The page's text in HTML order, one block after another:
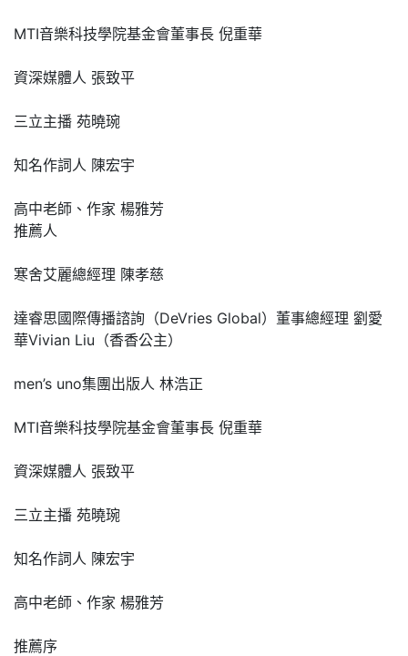
MTI音樂科技學院基金會董事長 倪重華
資深媒體人 張致平
三立主播 苑曉琬
知名作詞人 陳宏宇
高中老師、作家 楊雅芳
推薦人
寒舍艾麗總經理 陳孝慈
達睿思國際傳播諮詢（DeVries Global）董事總經理 劉愛
華Vivian Liu（香香公主）
men’s uno集團出版人 林浩正
MTI音樂科技學院基金會董事長 倪重華
資深媒體人 張致平
三立主播 苑曉琬
知名作詞人 陳宏宇
高中老師、作家 楊雅芳
推薦序